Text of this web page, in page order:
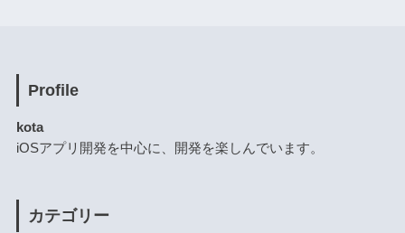
Profile
kota
iOSアプリ開発を中心に、開発を楽しんでいます。
カテゴリー